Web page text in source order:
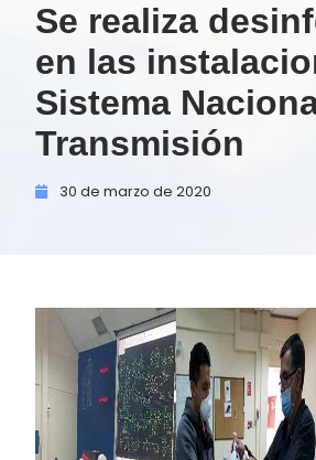
Se realiza
en las
Sistema
Transmisión
30 de marzo de 2020